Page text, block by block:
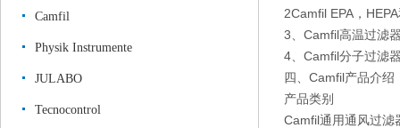
Camfil
Physik Instrumente
JULABO
Tecnocontrol
2Camfil EPA，
3、Camfil高温过滤
4、Camfil分子过滤
四、Camfil产品介绍
产品类别
Camfil通用通风过滤